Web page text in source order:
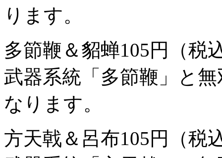
ります。
多節鞭＆貂蝉105円（税
武器系統「多節鞭」と
なります。
方天戟＆呂布105円（税